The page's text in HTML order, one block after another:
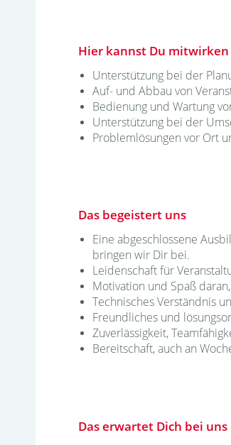
Hier kannst Du mitwirken
Unterstützung bei der
Auf- und Abbau von
Bedienung und Wartung
Unterstützung bei der
Problemlösungen vor Ort
Das begeistert uns
Eine abgeschlossene
bringen wir Dir bei.
Leidenschaft für
Motivation und Spaß
Technisches Verständnis
Freundliches und
Zuverlässigkeit,
Bereitschaft, auch an
Das erwartet Dich bei uns